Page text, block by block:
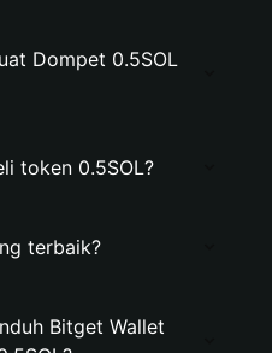
Dompet 0.5SOL
token 0.5SOL?
terbaik?
Bitget Wallet